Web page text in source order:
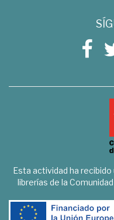
Esta actividad ha recibido
librerías de la